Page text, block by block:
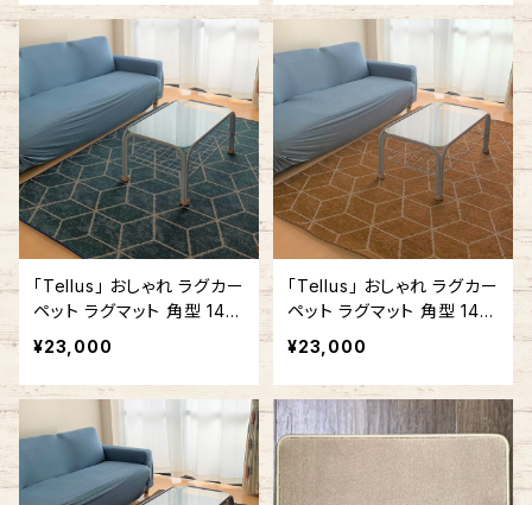
「Tellus」 おしゃれ ラグカー
ペット ラグマット 角型 140
cm x 180cm / 140cm x 2
00cm 幾何学 ブルー #150
¥23,000
「Tellus」 おしゃれ ラグカー
ペット ラグマット 角型 140
cm x 200cm 幾何学 ライ
トブラウン #130
¥23,000